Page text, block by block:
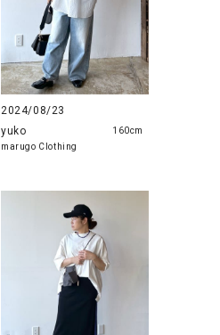
2024/08/23
yuko
marugo Clothing
160cm